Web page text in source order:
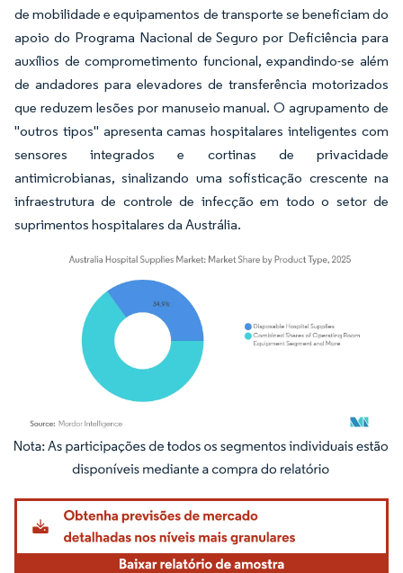
de mobilidade e equipamentos de transporte se beneficiam do
apoio do Programa Nacional de Seguro por Deficiência para
auxílios de comprometimento funcional, expandindo-se além
de andadores para elevadores de transferência motorizados
que reduzem lesões por manuseio manual. O agrupamento de
"outros tipos" apresenta camas hospitalares inteligentes com
sensores integrados e cortinas de privacidade
antimicrobianas, sinalizando uma sofisticação crescente na
infraestrutura de controle de infecção em todo o setor de
suprimentos hospitalares da Austrália.
Imagem © Mordor Intelligence. O reuso requer atribuição conforme CC BY 4.0.